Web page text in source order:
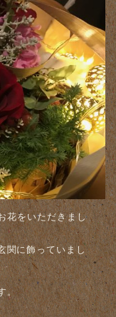
花をいただきまし
関に飾っていまし
。